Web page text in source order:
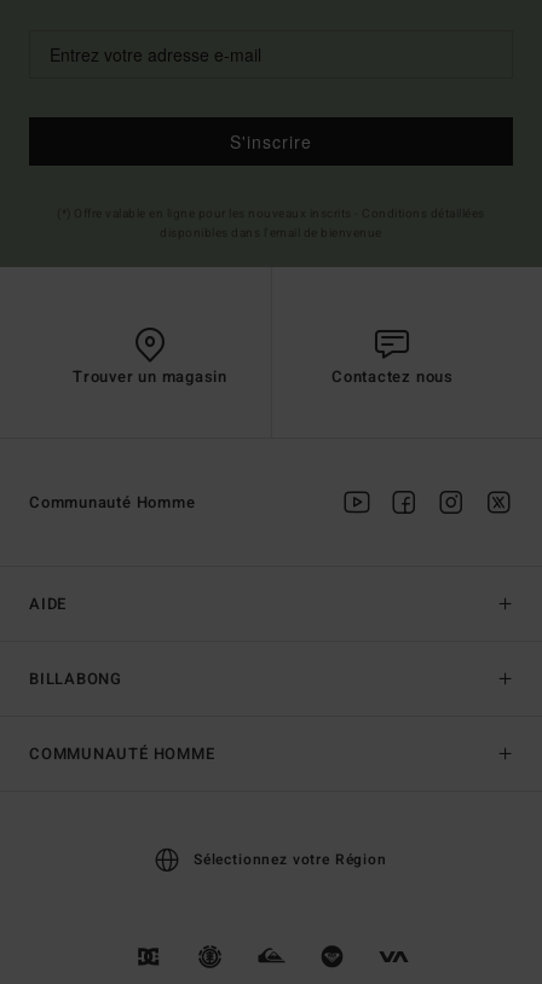
S'inscrire
Trouver un magasin Contactez nous
AIDE
BILLABONG
Communauté Homme
COMMUNAUTÉ HOMME
Sélectionnez votre Région